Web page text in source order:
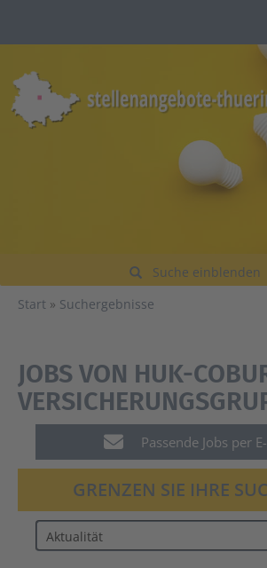
Suche einblenden
Start
Suchergebnisse
JOBS VON HUK-
Passende Jobs per
GRENZEN SIE IHRE